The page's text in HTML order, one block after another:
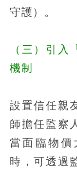
守護）。
（三）引入
機制
設置信任親
師擔任監察
當面臨物價
時，可透過